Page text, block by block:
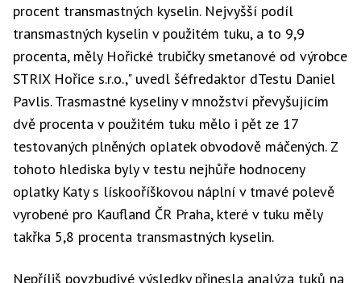
procent transmastných kyselin. Nejvyšší podíl
transmastných kyselin v použitém tuku, a to 9,9
procenta, měly Hořické trubičky smetanové od výrobce
STRIX Hořice s.r.o.," uvedl šéfredaktor dTestu Daniel
Pavlis. Trasmastné kyseliny v množství převyšujícím
dvě procenta v použitém tuku mělo i pět ze 17
testovaných plněných oplatek obvodově máčených. Z
tohoto hlediska byly v testu nejhůře hodnoceny
oplatky Katy s lískooříškovou náplní v tmavé polevě
vyrobené pro Kaufland ČR Praha, které v tuku měly
takřka 5,8 procenta transmastných kyselin.
Nepříliš povzbudivé výsledky přinesla analýza tuků na